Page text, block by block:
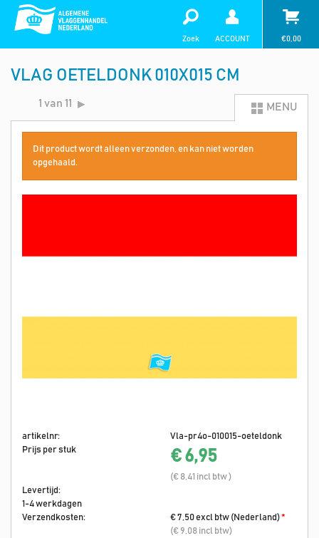
Zoek ACCOUNT €0,00
VLAG OETELDONK 010X015 CM
1 van 11 MENU
Dit product wordt alleen verzonden, en kan niet worden
opgehaald.
artikelnr:
Vla-pr4o-010015-oeteldonk
Prijs per stuk
€ 6,95
(€ 8,41 incl btw )
Levertijd:
1-4 werkdagen
Verzendkosten:
€ 7,50 excl btw (Nederland)*
(€ 9,08 incl btw)